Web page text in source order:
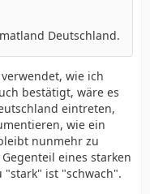
Deutschland.
wie ich
bestätigt, wäre es
eintreten,
wie ein
nunmehr zu
eines starken
"stark" ist "schwach".